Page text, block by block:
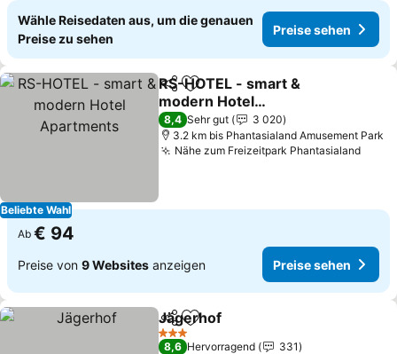
Wähle Reisedaten aus, um die genauen
Preise zu sehen
Preise sehen
Beliebte Wahl
TeilenZu Favoriten hinzufügen
RS-HOTEL - smart &
modern Hotel
Apartments
8,4 Sehr gut
3 020
3.2 km bis Phantasialand Amusement Park
Nähe zum Freizeitpark Phantasialand
Ab € 94
Preise von 9 Websites anzeigen Preise sehen
TeilenZu Favoriten hinzufügen
Jägerhof
3 Sterne
8,6 Hervorragend
331